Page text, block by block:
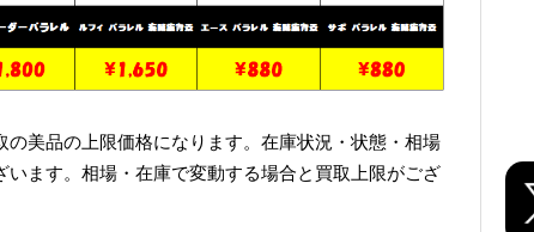
美品の上限価格になります。在庫状況・状態・相場
ます。相場・在庫で変動する場合と買取上限がござ